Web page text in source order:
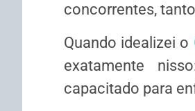
concorrentes,
Quando idealizei o
exatamente
capacitado para